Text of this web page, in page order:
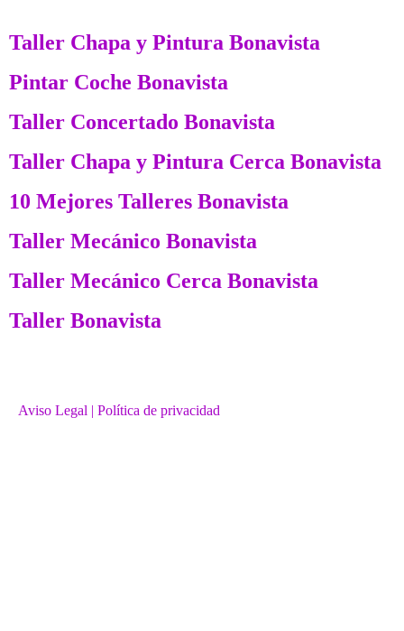
Taller Chapa y Pintura Bonavista
Pintar Coche Bonavista
Taller Concertado Bonavista
Taller Chapa y Pintura Cerca Bonavista
10 Mejores Talleres Bonavista
Taller Mecánico Bonavista
Taller Mecánico Cerca Bonavista
Taller Bonavista
Aviso Legal | Política de privacidad